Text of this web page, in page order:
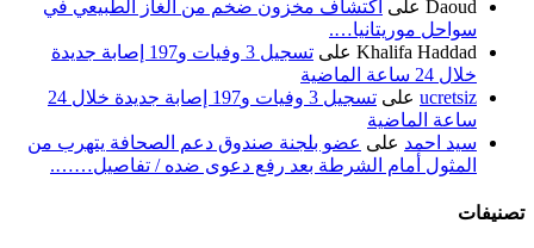
Daoud على اكتشاف مخزون ضخم من الغاز الطبيعي في
سواحل موريتانيا….
Khalifa Haddad على
تسجيل 3 وفيات و197 إصابة جديدة
خلال 24 ساعة الماضية
ucretsiz على
تسجيل 3 وفيات و197 إصابة جديدة خلال 24
ساعة الماضية
سيد احمد على عضو بلجنة صندوق دعم الصحافة يتهرب من
المثول أمام الشرطة بعد رفع دعوى ضده / تفاصيل…….
تصنيفات